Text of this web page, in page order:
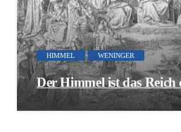
HIMMEL WENINGER
Der Himmel ist das Reich